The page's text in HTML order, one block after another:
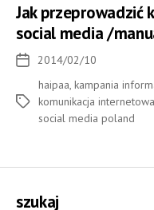
Jak przeprowadzić
social media /
Data 2014/02/10
Tagi
haipaa, kampania
komunikacja internetowa
social media poland
szukaj